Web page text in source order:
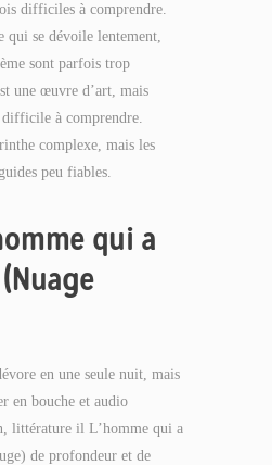
difficiles à comprendre.
qui se dévoile lentement,
sont parfois trop
une œuvre d’art, mais
à comprendre.
complexe, mais les
peu fiables.
qui a
en une seule nuit, mais
en bouche et audio
littérature il L’homme qui a
de profondeur et de